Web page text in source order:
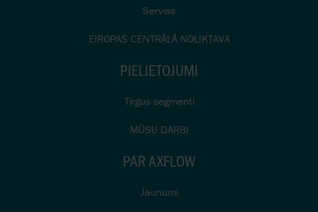
Serviss
EIROPAS CENTRĀLĀ NOLIKTAVA
PIELIETOJUMI
Tirgus segmenti
MŪSU DARBI
PAR AXFLOW
Jaunumi